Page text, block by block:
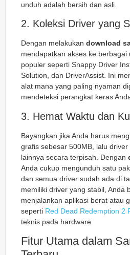
unduh adalah bersih dan asli.
2. Koleksi Driver yang
Dengan melakukan download
mendapatkan akses ke berbagai
populer seperti Snappy Driver
Solution, dan DriverAssist. Ini
alat mana yang paling nyaman
mendeteksi perangkat keras
3. Hemat Waktu dan
Bayangkan jika Anda harus
grafis sebesar 500MB, lalu
lainnya secara terpisah. Dengan
Anda cukup mengunduh satu
dan semua driver sudah ada di
memiliki driver yang stabil, Anda
menjalankan aplikasi berat atau
seperti Red Dead Redemption 2
teknis pada hardware.
Fitur Utama dalam